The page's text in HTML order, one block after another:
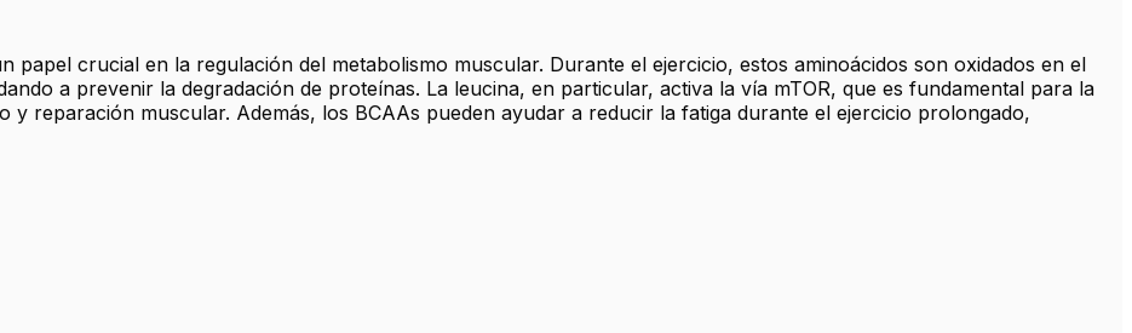
papel crucial en la regulación del metabolismo muscular. Durante el ejercicio, estos aminoácidos son oxidados en el
a prevenir la degradación de proteínas. La leucina, en particular, activa la vía mTOR, que es fundamental para la
reparación muscular. Además, los BCAAs pueden ayudar a reducir la fatiga durante el ejercicio prolongado,